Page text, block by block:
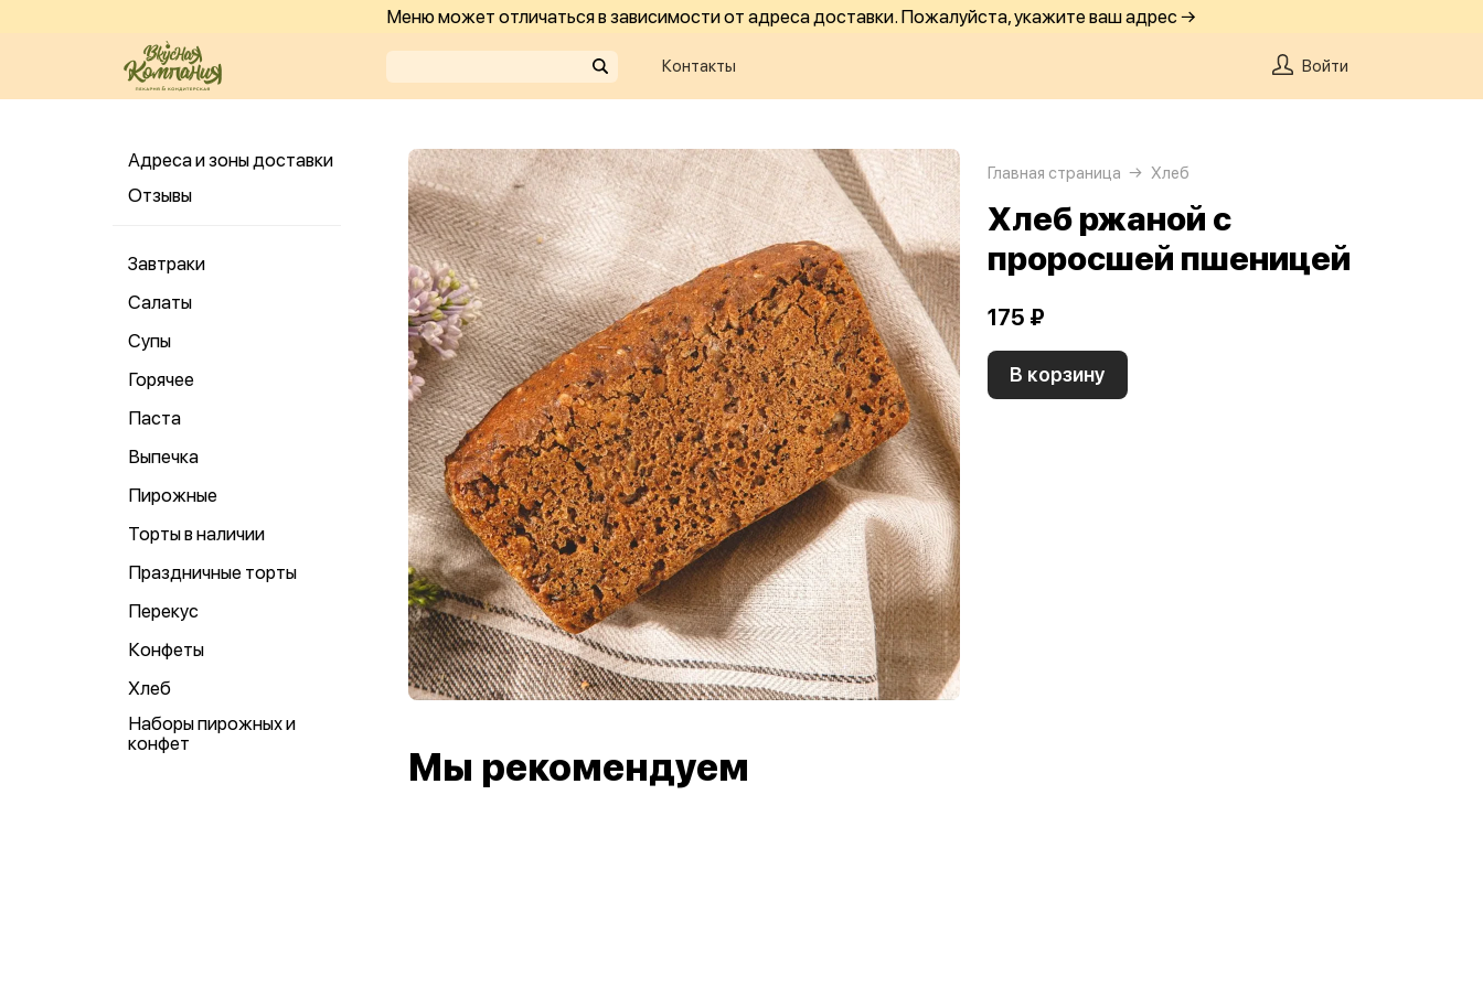
Меню может отличаться в зависимости от адреса доставки. Пожалуйста, укажите ваш адрес →
Контакты Войти
Адреса и зоны доставки
Отзывы
Завтраки
Салаты
Супы
Горячее
Паста
Выпечка
Пирожные
Торты в наличии
Праздничные торты
Перекус
Конфеты
Хлеб
Наборы пирожных и
конфет
Главная страница Хлеб
Хлеб ржаной с
проросшей пшеницей
175 ₽
В корзину
Мы рекомендуем